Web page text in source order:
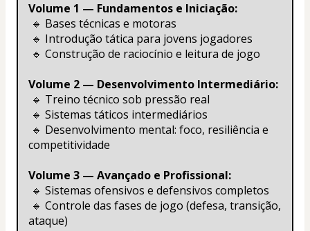
Volume 1 — Fundamentos e Iniciação:
🔹 Bases técnicas e motoras
🔹 Introdução tática para jovens jogadores
🔹 Construção de raciocínio e leitura de jogo
Volume 2 — Desenvolvimento Intermediário:
🔹 Treino técnico sob pressão real
🔹 Sistemas táticos intermediários
competitividade
Volume 3 — Avançado e Profissional:
🔹 Sistemas ofensivos e defensivos completos
ataque)